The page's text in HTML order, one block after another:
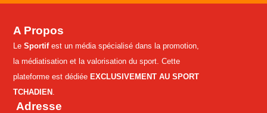
A Propos
LeSportifest un média spécialisé dans la promotion,
la médiatisation et la valorisation du sport. Cette
plateforme est dédiée EXCLUSIVEMENT AU SPORT
TCHADIEN
Adresse